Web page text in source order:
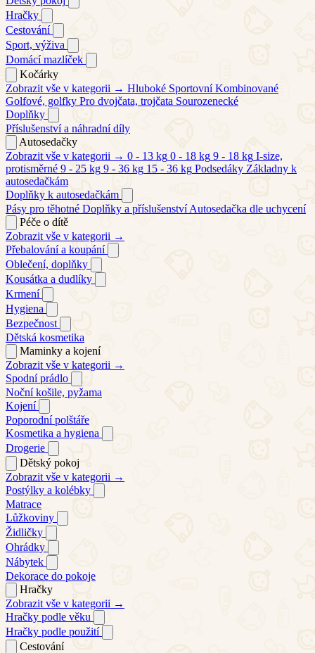
Hračky
Cestování
Sport, výživa
Domácí mazlíček
Kočárky
Zobrazit vše v kategorii → Hluboké Sportovní Kombinované
Golfové, golfky Pro dvojčata, trojčata Sourozenecké
Doplňky
Příslušenství a náhradní díly
Autosedačky
Zobrazit vše v kategorii → 0 - 13 kg 0 - 18 kg 9 - 18 kg I-size,
protisměrné 9 - 25 kg 9 - 36 kg 15 - 36 kg Podsedáky Základny k
autosedačkám
Doplňky k autosedačkám
Pásy pro těhotné Doplňky a příslušenství Autosedačka dle uchycení
Péče o dítě
Zobrazit vše v kategorii →
Přebalování a koupání
Oblečení, doplňky
Kousátka a dudlíky
Krmení
Hygiena
Bezpečnost
Dětská kosmetika
Maminky a kojení
Zobrazit vše v kategorii →
Spodní prádlo
Noční košile, pyžama
Kojení
Poporodní polštáře
Kosmetika a hygiena
Drogerie
Dětský pokoj
Zobrazit vše v kategorii →
Postýlky a kolébky
Matrace
Lůžkoviny
Židličky
Ohrádky
Nábytek
Dekorace do pokoje
Hračky
Zobrazit vše v kategorii →
Hračky podle věku
Hračky podle použití
Cestování